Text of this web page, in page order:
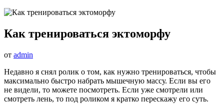
Как тренироваться эктоморфу
от admin
Недавно я снял ролик о том, как нужно тренироваться, чтобы
максимально быстро набрать мышечную массу. Если вы его
не видели, то можете посмотреть. Если уже смотрели или
смотреть лень, то под роликом я кратко перескажу его суть.